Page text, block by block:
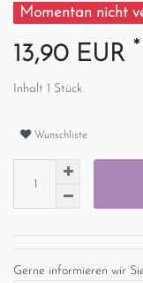
Momentan nicht
13,90 EUR *
Inhalt 1 Stück
Wunschliste
Gerne informieren wir